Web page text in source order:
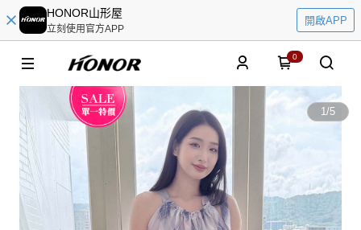
HONOR山形屋
立刻使用官方APP
開啟APP
0
1/5